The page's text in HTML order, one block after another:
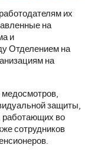
их
на
и
Отделением на
на
защиты,
работающих во
сотрудников